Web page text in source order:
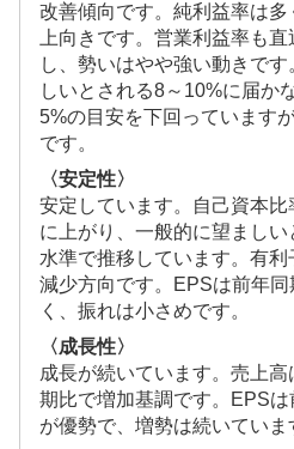
改善傾向です。純利益率は
上向きです。営業利益率も
し、勢いはやや強い動きで
しいとされる8～10%に届か
5%の目安を下回っています
です。
〈安定性〉
安定しています。自己資本
に上がり、一般的に望まし
水準で推移しています。有
減少方向です。EPSは前年
く、振れは小さめです。
〈成長性〉
成長が続いています。売上
期比で増加基調です。EPS
が優勢で、増勢は続いていま